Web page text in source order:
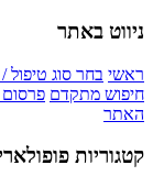
ניווט באתר
ראשי בחר סוג טיפול /
חיפוש מתקדם
האתר
קטגוריות